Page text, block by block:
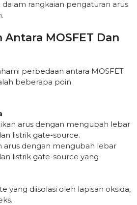
rangkaian pengaturan arus
MOSFET Dan
perbedaan antara MOSFET
beberapa poin
arus dengan mengubah lebar
listrik gate-source.
dengan mengubah lebar
listrik gate-source yang
yang diisolasi oleh lapisan oksida,